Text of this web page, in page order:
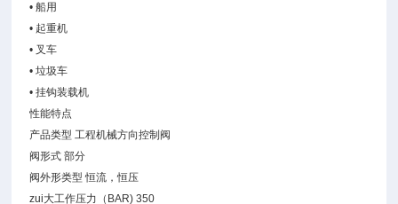
• 船用
• 起重机
• 叉车
• 垃圾车
• 挂钩装载机
性能特点
产品类型 工程机械方向控制阀
阀形式 部分
阀外形类型 恒流，恒压
zui大工作压力（BAR) 350